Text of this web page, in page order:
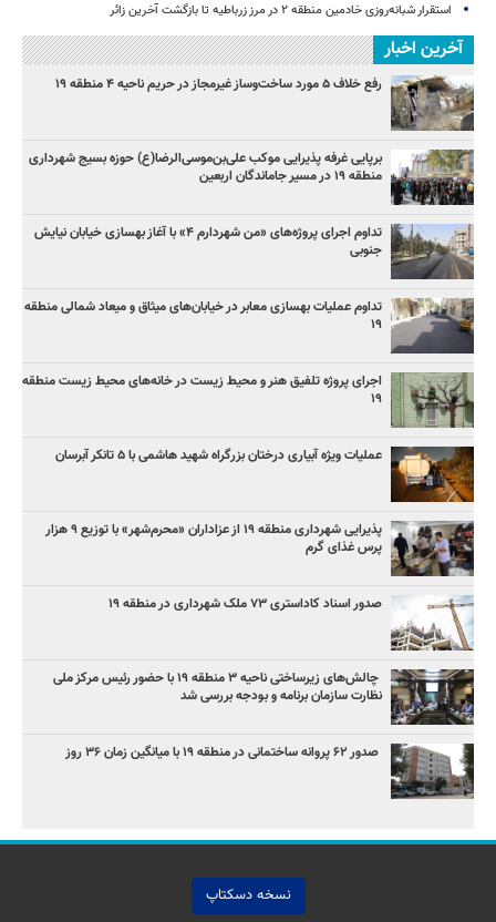
استقرار شبانه‌روزی خادمین منطقه ۲ در مرز زرباطیه تا بازگشت آخرین زائر
آخرین اخبار
رفع خلاف ۵ مورد ساخت‌وساز غیرمجاز در حریم ناحیه ۴ منطقه ۱۹
برپایی غرفه پذیرایی موکب علی‌بن‌موسی‌الرضا(ع) حوزه بسیج شهرداری
منطقه ۱۹ در مسیر جاماندگان اربعین
تداوم اجرای پروژه‌های «من شهردارم ۴» با آغاز بهسازی خیابان نیایش
جنوبی
تداوم عملیات بهسازی معابر در خیابان‌های میثاق و میعاد شمالی منطقه
۱۹
اجرای پروژه تلفیق هنر و محیط زیست در خانه‌های محیط زیست منطقه
۱۹
عملیات ویژه آبیاری درختان بزرگراه شهید هاشمی با ۵ تانکر آبرسان
پذیرایی شهرداری منطقه ۱۹ از عزاداران «محرم‌شهر» با توزیع ۹ هزار
پرس غذای گرم
صدور اسناد کاداستری ۷۳ ملک شهرداری در منطقه ۱۹
چالش‌های زیرساختی ناحیه ۳ منطقه ۱۹ با حضور رئیس مرکز ملی
نظارت سازمان برنامه و بودجه بررسی شد
صدور ۶۲ پروانه ساختمانی در منطقه ۱۹ با میانگین زمان ۳۶ روز
نسخه دسکتاپ